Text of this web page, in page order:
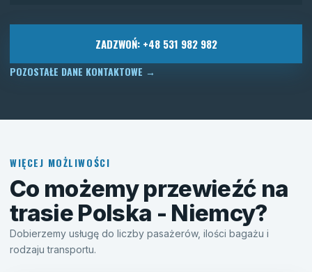
ZADZWOŃ: +48 531 982 982
POZOSTAŁE DANE KONTAKTOWE →
WIĘCEJ MOŻLIWOŚCI
Co możemy przewieźć na
trasie Polska - Niemcy?
Dobierzemy usługę do liczby pasażerów, ilości bagażu i
rodzaju transportu.